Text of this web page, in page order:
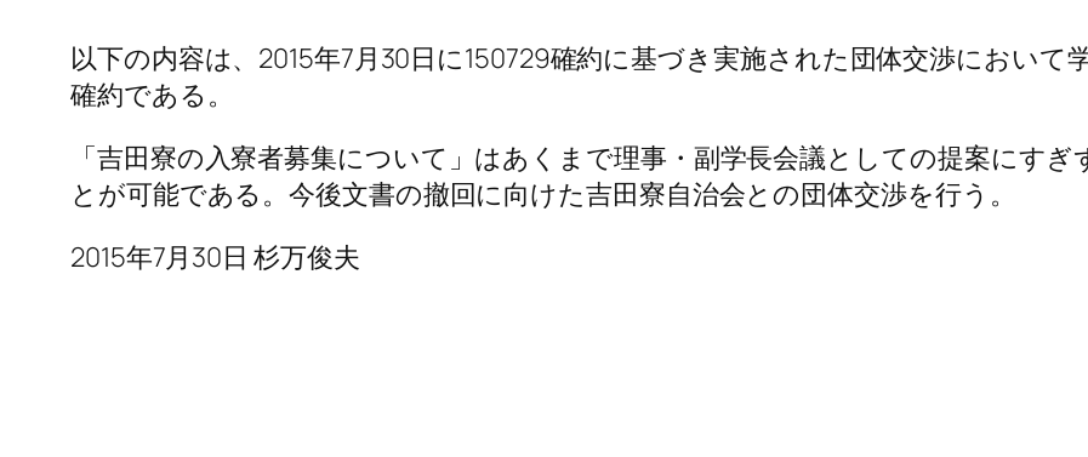
以下の内容は、2015年7月30日に150729確約に基づき実施された団体交渉において
確約である。
「吉田寮の入寮者募集について」はあくまで理事・副学長会議としての提案にす
とが可能である。今後文書の撤回に向けた吉田寮自治会との団体交渉を行う。
2015年7月30日 杉万俊夫